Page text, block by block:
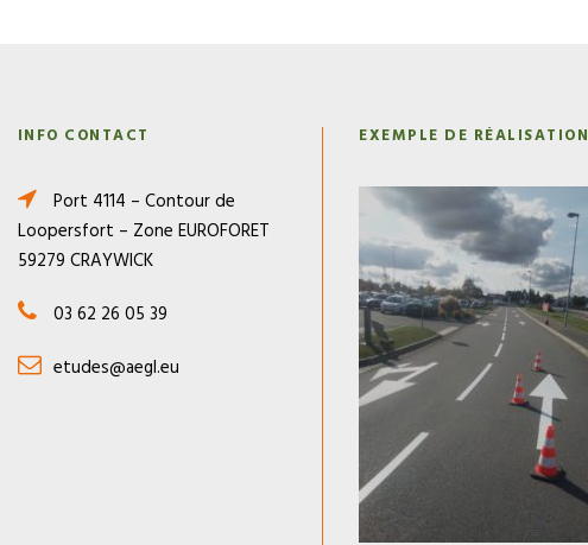
INFO CONTACT
Port 4114 – Contour de
Loopersfort – Zone EUROFORET
59279 CRAYWICK
03 62 26 05 39
etudes@aegl.eu
EXEMPLE DE RÉALISATION